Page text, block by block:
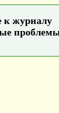
к журналу